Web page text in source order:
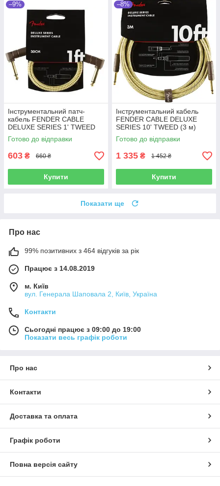
–9%
Інструментальний патч-
кабель FENDER CABLE
DELUXE SERIES 1' TWEED
Готово до відправки
603 ₴ 660 ₴
Купити
–8%
Інструментальний кабель
FENDER CABLE DELUXE
SERIES 10' TWEED (3 м)
Готово до відправки
1 335 ₴ 1 452 ₴
Купити
Показати ще
Про нас
99% позитивних з 464 відгуків за рік
Працює з 14.08.2019
м. Київ
вул. Генерала Шаповала 2, Київ, Україна
Контакти
Сьогодні працює з 09:00 до 19:00
Показати весь графік роботи
Про нас
Контакти
Доставка та оплата
Графік роботи
Повна версія сайту